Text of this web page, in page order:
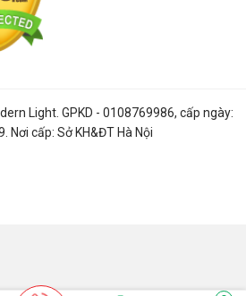
chỉ mở rộng đến chi phí thay thế mà
đơn chiếu sáng của công ty bạn.
Light . GPKD - 0108769986, cấp ngày:
Nơi cấp: Sở KH&ĐT Hà Nội